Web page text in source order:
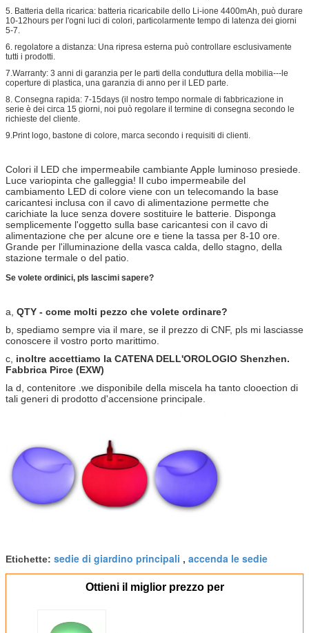
5. Batteria della ricarica: batteria ricaricabile dello Li-ione 4400mAh, può durare
10-12hours per l'ogni luci di colori, particolarmente tempo di latenza dei giorni
5-7.
6. regolatore a distanza: Una ripresa esterna può controllare esclusivamente
tutti i prodotti.
7.Warranty: 3 anni di garanzia per le parti della conduttura della mobilia---le
coperture di plastica, una garanzia di anno per il LED parte.
8. Consegna rapida: 7-15days (il nostro tempo normale di fabbricazione in
serie è dei circa 15 giorni, noi può regolare il termine di consegna secondo le
richieste del cliente.
9.Print logo, bastone di colore, marca secondo i requisiti di clienti.
Colori il LED che impermeabile cambiante Apple luminoso presiede.
Luce variopinta che galleggia! Il cubo impermeabile del
cambiamento LED di colore viene con un telecomando la base
caricantesi inclusa con il cavo di alimentazione permette che
carichiate la luce senza dovere sostituire le batterie. Disponga
semplicemente l'oggetto sulla base caricantesi con il cavo di
alimentazione che per alcune ore e tiene la tassa per 8-10 ore.
Grande per l'illuminazione della vasca calda, dello stagno, della
stazione termale o del patio.
Se volete ordinici, pls lascimi sapere?
a, QTY - come molti pezzo che volete ordinare?
b, spediamo sempre via il mare, se il prezzo di CNF, pls mi lasciasse
conoscere il vostro porto marittimo.
c, inoltre accettiamo la CATENA DELL'OROLOGIO Shenzhen.
Fabbrica Pirce (EXW)
la d, contenitore .we disponibile della miscela ha tanto clooection di
tali generi di prodotto d'accensione principale.
Etichette: sedie di giardino principali , accenda le sedie
Ottieni il miglior prezzo per